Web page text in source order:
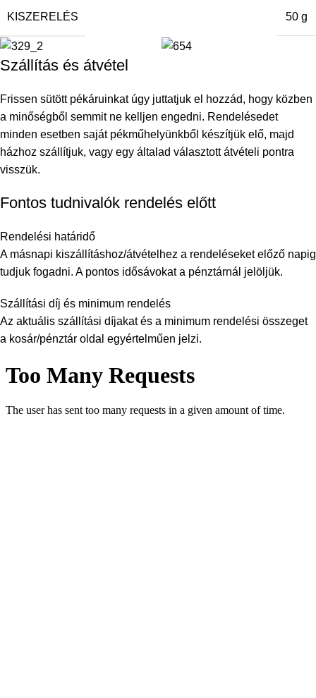
KISZERELÉS 50 g
Szállítás és átvétel
Frissen sütött pékáruinkat úgy juttatjuk el hozzád, hogy közben
a minőségből semmit ne kelljen engedni. Rendelésedet
minden esetben saját pékműhelyünkből készítjük elő, majd
házhoz szállítjuk, vagy egy általad választott átvételi pontra
visszük.
Fontos tudnivalók rendelés előtt
Rendelési határidő
A másnapi kiszállításhoz/átvételhez a rendeléseket előző napig
tudjuk fogadni. A pontos idősávokat a pénztárnál jelöljük.
Szállítási díj és minimum rendelés
Az aktuális szállítási díjakat és a minimum rendelési összeget
a kosár/pénztár oldal egyértelműen jelzi.